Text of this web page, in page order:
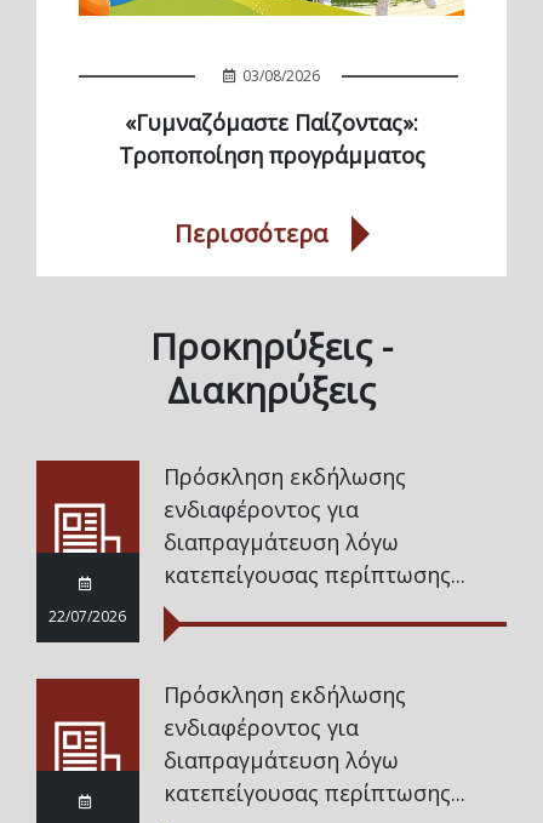
Προκηρύξεις -
Διακηρύξεις
22/07/2026
Πρόσκληση εκδήλωσης
ενδιαφέροντος για
διαπραγμάτευση λόγω
κατεπείγουσας περίπτωσης...
Πρόσκληση εκδήλωσης
ενδιαφέροντος για
διαπραγμάτευση λόγω
κατεπείγουσας περίπτωσης...
03/08/2026
«Γυμναζόμαστε Παίζοντας»:
Τροποποίηση προγράμματος
Περισσότερα